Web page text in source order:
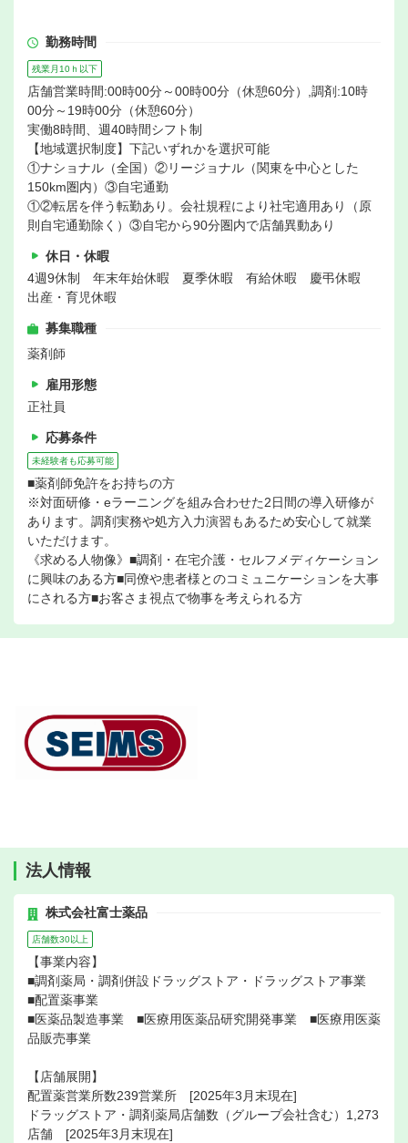
勤務時間
残業月10ｈ以下
店舗営業時間:00時00分～00時00分（休憩60分）,調剤:10時
00分～19時00分（休憩60分）
実働8時間、週40時間シフト制
【地域選択制度】下記いずれかを選択可能
①ナショナル（全国）②リージョナル（関東を中心とした
150km圏内）③自宅通勤
①②転居を伴う転勤あり。会社規程により社宅適用あり（原
則自宅通勤除く）③自宅から90分圏内で店舗異動あり
休日・休暇
4週9休制 年末年始休暇 夏季休暇 有給休暇 慶弔休暇
出産・育児休暇
募集職種
薬剤師
雇用形態
正社員
応募条件
未経験者も応募可能
■薬剤師免許をお持ちの方
※対面研修・eラーニングを組み合わせた2日間の導入研修が
あります。調剤実務や処方入力演習もあるため安心して就業
いただけます。
《求める人物像》■調剤・在宅介護・セルフメディケーション
に興味のある方■同僚や患者様とのコミュニケーションを大事
にされる方■お客さま視点で物事を考えられる方
法人情報
株式会社富士薬品
店舗数30以上
【事業内容】
■調剤薬局・調剤併設ドラッグストア・ドラッグストア事業
■配置薬事業
■医薬品製造事業 ■医療用医薬品研究開発事業 ■医療用医薬
品販売事業
【店舗展開】
配置薬営業所数239営業所 [2025年3月末現在]
ドラッグストア・調剤薬局店舗数（グループ会社含む）1,273
店舗 [2025年3月末現在]